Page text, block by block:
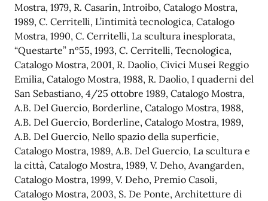
Mostra, 1979, R. Casarin, Introibo, Catalogo Mostra,
1989, C. Cerritelli, L’intimità tecnologica, Catalogo
Mostra, 1990, C. Cerritelli, La scultura inesplorata,
“Questarte” nº55, 1993, C. Cerritelli, Tecnologica,
Catalogo Mostra, 2001, R. Daolio, Civici Musei Reggio
Emilia, Catalogo Mostra, 1988, R. Daolio, I quaderni del
San Sebastiano, 4/25 ottobre 1989, Catalogo Mostra,
A.B. Del Guercio, Borderline, Catalogo Mostra, 1988,
A.B. Del Guercio, Borderline, Catalogo Mostra, 1989,
A.B. Del Guercio, Nello spazio della superficie,
Catalogo Mostra, 1989, A.B. Del Guercio, La scultura e
la città, Catalogo Mostra, 1989, V. Deho, Avangarden,
Catalogo Mostra, 1999, V. Deho, Premio Casoli,
Catalogo Mostra, 2003, S. De Ponte, Architetture di